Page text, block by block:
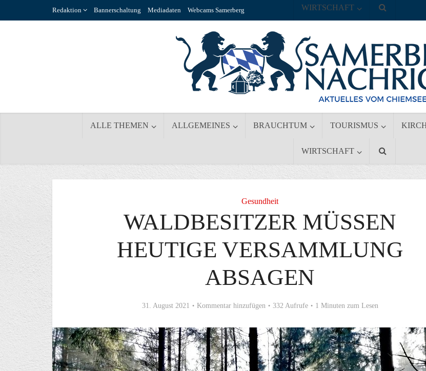
Redaktion Bannerschaltung Mediadaten Webcams Samerberg
ALLE THEMEN ALLGEMEINES BRAUCHTUM TOURISMUS
WIRTSCHAFT
WIRTSCHAFT
Gesundheit
WALDBESITZER MÜSSEN
HEUTIGE VERSAMMLUNG
ABSAGEN
31. August 2021 Kommentar hinzufügen 332 Aufrufe 1 Minuten zum Lesen